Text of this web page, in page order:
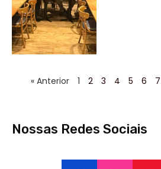
« Anterior 1 2 3 4 5 6 7
Nossas Redes Sociais